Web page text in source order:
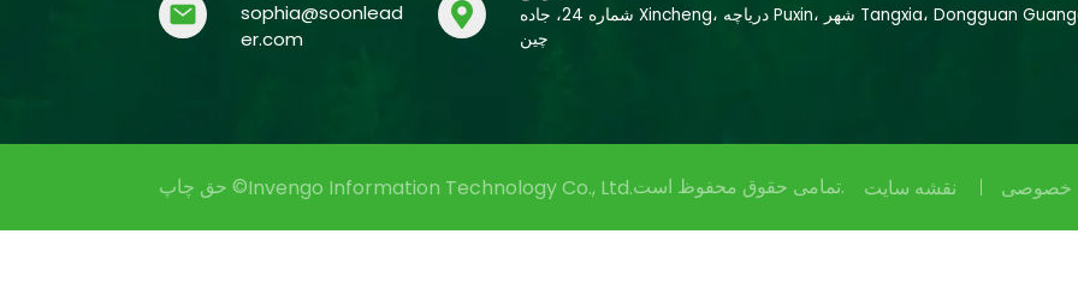
sophia@soonlead
er.com
شماره 24، جاده Xincheng، دریاچه Puxin، شهر Tangxia، Dongguan Guangdong،
چین
حق چاپ ©Invengo Information Technology Co., Ltd. تمامی حقوق محفوظ است. نقشه سایت خصوصی